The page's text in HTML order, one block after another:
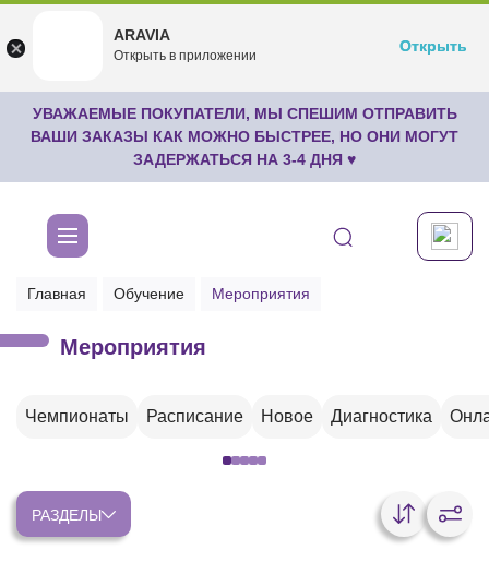
undefined
Бесплатноru.aravia.new
Открыть
УВАЖАЕМЫЕ ПОКУПАТЕЛИ, МЫ СПЕШИМ ОТПРАВИТЬ
ВАШИ ЗАКАЗЫ КАК МОЖНО БЫСТРЕЕ, НО ОНИ МОГУТ
ЗАДЕРЖАТЬСЯ НА 3-4 ДНЯ ♥
Главная Обучение Мероприятия
Мероприятия
Чемпионаты Расписание Новое Диагностика
РАЗДЕЛЫ
ARAVIA
Открыть в приложении
Открыть